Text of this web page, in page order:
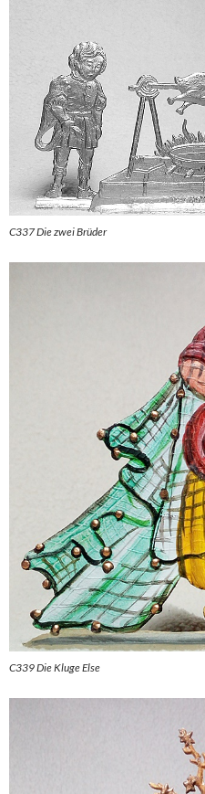
C337 Die zwei Brüder
C339 Die Kluge Else